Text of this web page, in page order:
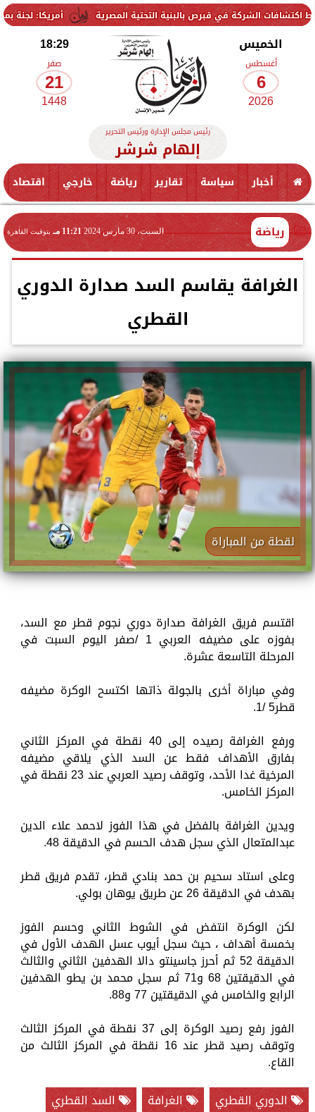
أمريكا: لجنة بمجلس الشيوخ في قبرص بالبنية التحتية المصرية
الخميس
أغسطس
6
2026
18:29
صفر
21
1448
رئيس مجلس الإدارة ورئيس التحرير
إلهام شرشر
أخبار سياسة تقارير رياضة خارجي اقتصاد
رياضة السبت، 30 مارس 2024 11:21 مـ بتوقيت القاهرة
الغرافة يقاسم السد صدارة الدوري
القطري
لقطة من المباراة
اقتسم فريق الغرافة صدارة دوري نجوم قطر مع السد،
بفوزه على مضيفه العربي 1 /صفر اليوم السبت في
المرحلة التاسعة عشرة.
وفي مباراة أخرى بالجولة ذاتها اكتسح الوكرة مضيفه
قطر5 /1.
ورفع الغرافة رصيده إلى 40 نقطة في المركز الثاني
بفارق الأهداف فقط عن السد الذي يلاقي مضيفه
المرخية غدا الأحد، وتوقف رصيد العربي عند 23 نقطة في
المركز الخامس.
ويدين الغرافة بالفضل في هذا الفوز لاحمد علاء الدين
عبدالمتعال الذي سجل هدف الحسم في الدقيقة 48.
وعلى استاد سحيم بن حمد بنادي قطر، تقدم فريق قطر
بهدف في الدقيقة 26 عن طريق يوهان بولي.
لكن الوكرة انتفض في الشوط الثاني وحسم الفوز
بخمسة أهداف ، حيث سجل أيوب عسل الهدف الأول في
الدقيقة 52 ثم أحرز جاسينتو دالا الهدفين الثاني والثالث
في الدقيقتين 68 و71 ثم سجل محمد بن يطو الهدفين
الرابع والخامس في الدقيقتين 77 و88.
الفوز رفع رصيد الوكرة إلى 37 نقطة في المركز الثالث
وتوقف رصيد قطر عند 16 نقطة في المركز الثالث من
القاع.
الدوري القطري
الغرافة السد القطري